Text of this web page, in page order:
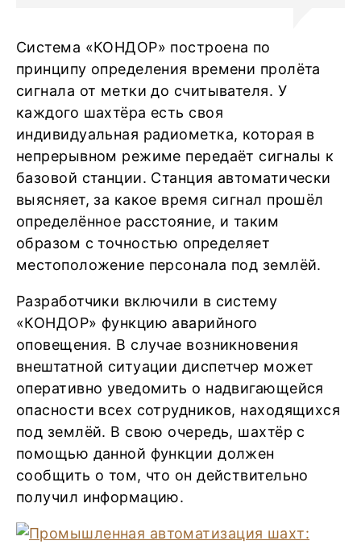
Система «КОНДОР» построена по
принципу определения времени пролёта
сигнала от метки до считывателя. У
каждого шахтёра есть своя
индивидуальная радиометка, которая в
непрерывном режиме передаёт сигналы к
базовой станции. Станция автоматически
выясняет, за какое время сигнал прошёл
определённое расстояние, и таким
образом с точностью определяет
местоположение персонала под землёй.
Разработчики включили в систему
«КОНДОР» функцию аварийного
оповещения. В случае возникновения
внештатной ситуации диспетчер может
оперативно уведомить о надвигающейся
опасности всех сотрудников, находящихся
под землёй. В свою очередь, шахтёр с
помощью данной функции должен
сообщить о том, что он действительно
получил информацию.